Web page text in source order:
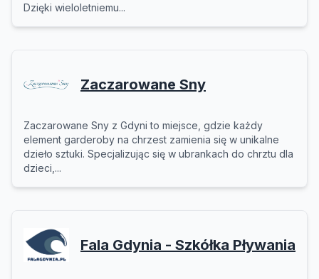
Dzięki wieloletniemu...
Zaczarowane Sny
Zaczarowane Sny z Gdyni to miejsce, gdzie każdy
element garderoby na chrzest zamienia się w unikalne
dzieło sztuki. Specjalizując się w ubrankach do chrztu dla
dzieci,...
Fala Gdynia - Szkółka Pływania